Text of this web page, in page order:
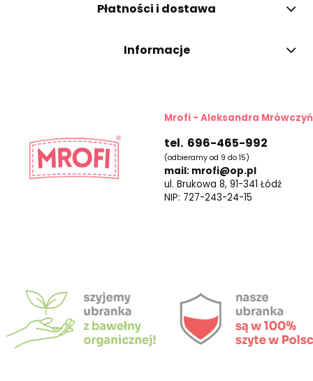
Płatności i dostawa
Informacje
Mrofi - Aleksandra
tel. 696-465-992
(odbieramy od 9 do 15)
mail: mrofi@op.pl
ul. Brukowa 8, 91-341 Łódź
NIP: 727-243-24-15